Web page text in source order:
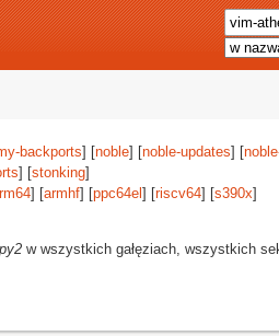
backports] [noble] [noble-updates] [
] [stonking]
] [armhf] [ppc64el ] [riscv64] [s390x]
w wszystkich gałęziach, wszystkich